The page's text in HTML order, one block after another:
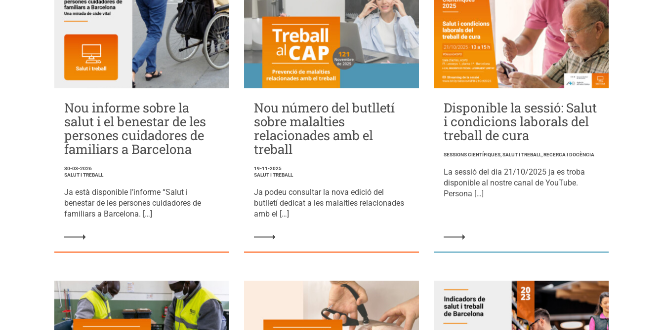
Nou informe sobre la
salut i el benestar de les
persones cuidadores de
familiars a Barcelona
30-03-2026
SALUT I TREBALL
Ja està disponible l’informe “Salut i
benestar de les persones cuidadores de
familiars a Barcelona. […]
Nou número del butlletí
sobre malalties
relacionades amb el
treball
19-11-2025
SALUT I TREBALL
Ja podeu consultar la nova edició del
butlletí dedicat a les malalties relacionades
amb el […]
Disponible la sessió: Salut
i condicions laborals del
treball de cura
SESSIONS CIENTÍFIQUES, SALUT I TREBALL, RECERCA I DOCÈNCIA
La sessió del dia 21/10/2025 ja es troba
disponible al nostre canal de YouTube.
Persona […]